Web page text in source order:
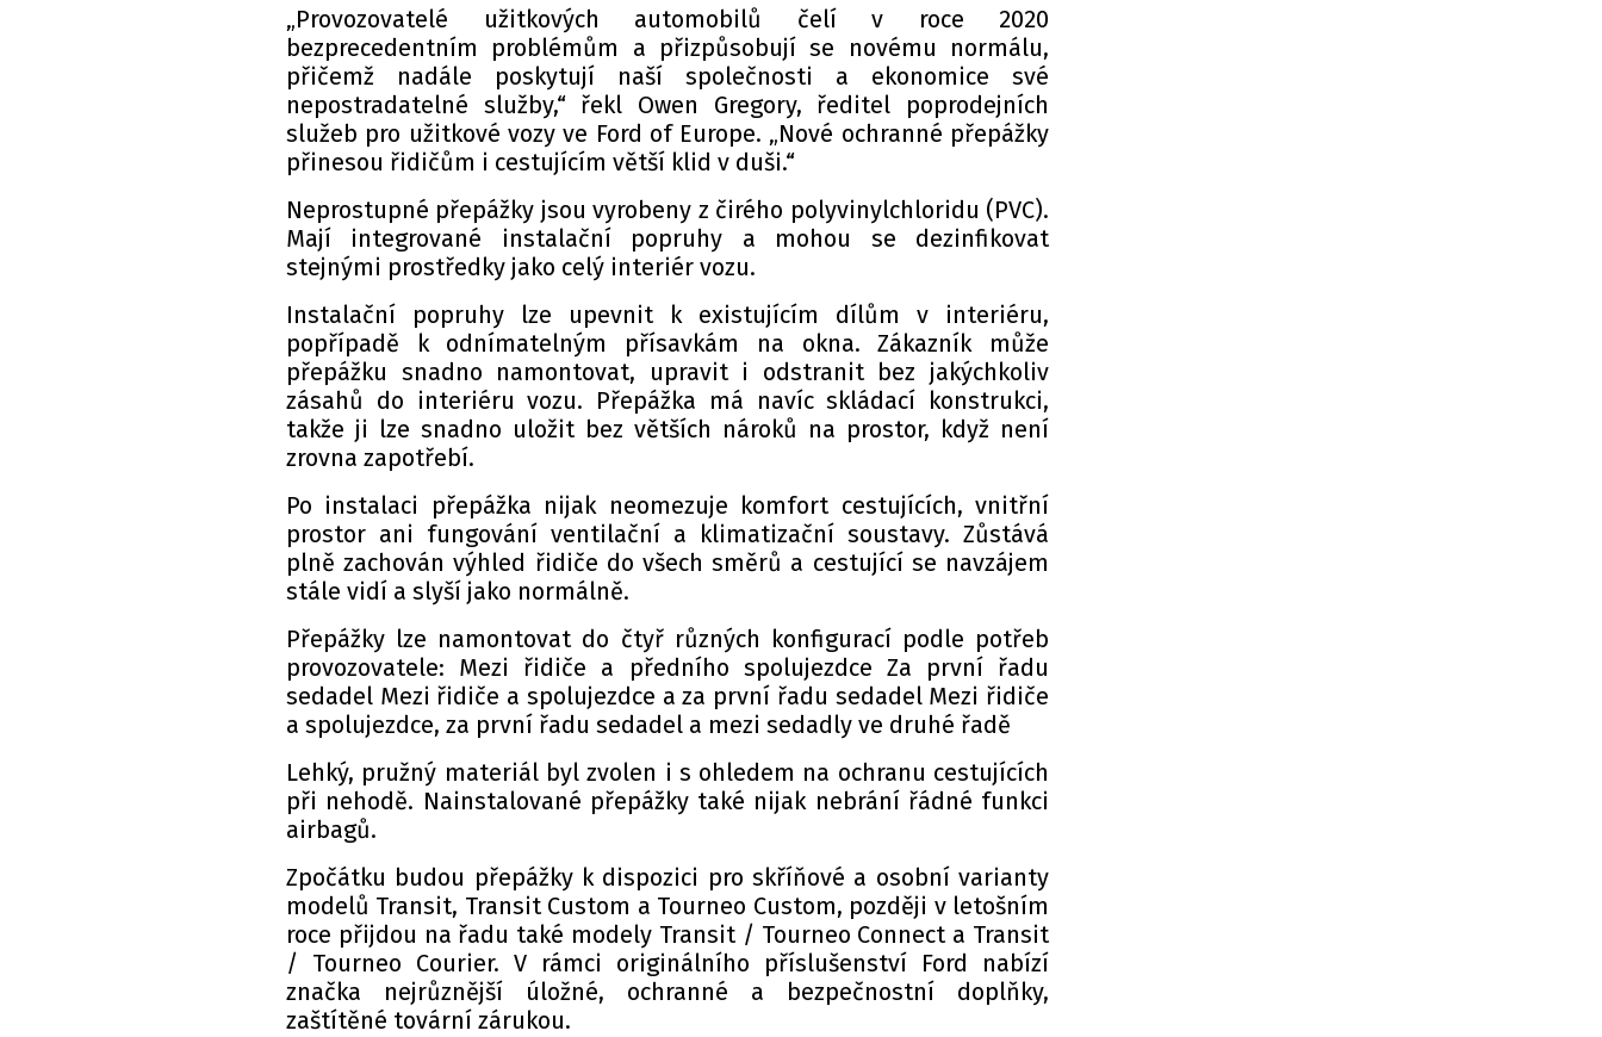
„Provozovatelé užitkových automobilů čelí v roce 2020
bezprecedentním problémům a přizpůsobují se novému normálu,
přičemž nadále poskytují naší společnosti a ekonomice své
nepostradatelné služby,“ řekl Owen Gregory, ředitel poprodejních
služeb pro užitkové vozy ve Ford of Europe. „Nové ochranné přepážky
přinesou řidičům i cestujícím větší klid v duši.“
Neprostupné přepážky jsou vyrobeny z čirého polyvinylchloridu (PVC).
Mají integrované instalační popruhy a mohou se dezinfikovat
stejnými prostředky jako celý interiér vozu.
Instalační popruhy lze upevnit k existujícím dílům v interiéru,
popřípadě k odnímatelným přísavkám na okna. Zákazník může
přepážku snadno namontovat, upravit i odstranit bez jakýchkoliv
zásahů do interiéru vozu. Přepážka má navíc skládací konstrukci,
takže ji lze snadno uložit bez větších nároků na prostor, když není
zrovna zapotřebí.
Po instalaci přepážka nijak neomezuje komfort cestujících, vnitřní
prostor ani fungování ventilační a klimatizační soustavy. Zůstává
plně zachován výhled řidiče do všech směrů a cestující se navzájem
stále vidí a slyší jako normálně.
Přepážky lze namontovat do čtyř různých konfigurací podle potřeb
provozovatele: Mezi řidiče a předního spolujezdce Za první řadu
sedadel Mezi řidiče a spolujezdce a za první řadu sedadel Mezi řidiče
a spolujezdce, za první řadu sedadel a mezi sedadly ve druhé řadě
Lehký, pružný materiál byl zvolen i s ohledem na ochranu cestujících
při nehodě. Nainstalované přepážky také nijak nebrání řádné funkci
airbagů.
Zpočátku budou přepážky k dispozici pro skříňové a osobní varianty
modelů Transit, Transit Custom a Tourneo Custom, později v letošním
roce přijdou na řadu také modely Transit / Tourneo Connect a Transit
/ Tourneo Courier. V rámci originálního příslušenství Ford nabízí
značka nejrůznější úložné, ochranné a bezpečnostní doplňky,
zaštítěné tovární zárukou.